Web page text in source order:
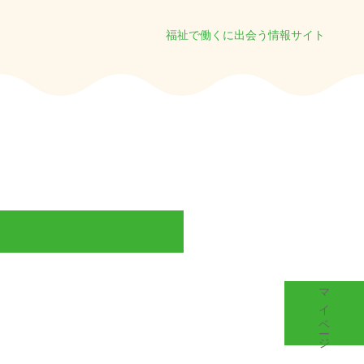
福祉で働くに出会う情報サイト
マイページ